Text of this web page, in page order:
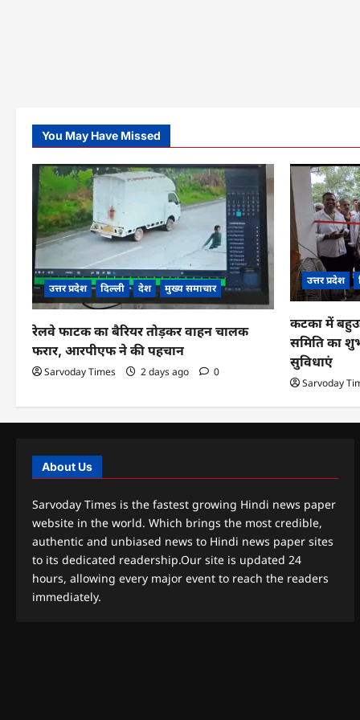
You May Have Missed
उत्तर प्रदेश दिल्ली देश मुख्य समाचार
रेलवे फाटक का बैरियर तोड़कर वाहन चालक
फरार, आरपीएफ ने की पहचान
Sarvoday Times 2 days ago 0
उत्तर प्रदेश
कटका में
समिति का
सुविधाएं
Sarvoday
About Us
Sarvoday Times is the fastest growing Hindi news paper
website in the world. Which brings the most credible,
authentic and unbiased news to Hindi news paper sites
to its dedicated readership.Our site is updated 24
hours, allowing every major event to reach the readers
immediately.